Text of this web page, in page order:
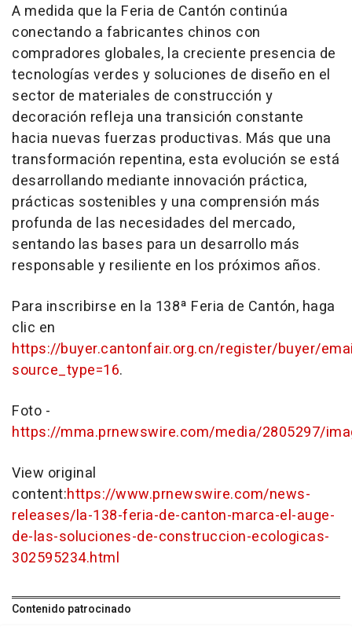
A medida que la Feria de Cantón continúa
conectando a fabricantes chinos con
compradores globales, la creciente presencia de
tecnologías verdes y soluciones de diseño en el
sector de materiales de construcción y
decoración refleja una transición constante
hacia nuevas fuerzas productivas. Más que una
transformación repentina, esta evolución se está
desarrollando mediante innovación práctica,
prácticas sostenibles y una comprensión más
profunda de las necesidades del mercado,
sentando las bases para un desarrollo más
responsable y resiliente en los próximos años.
Para inscribirse en la 138ª Feria de Cantón, haga
clic en
https://buyer.cantonfair.org.cn/register/buyer/
source_type=16.
Foto -
https://mma.prnewswire.com/media/2805297/
View original
content:https://www.prnewswire.com/news-
releases/la-138-feria-de-canton-marca-el-auge-
de-las-soluciones-de-construccion-ecologicas-
302595234.html
Contenido patrocinado